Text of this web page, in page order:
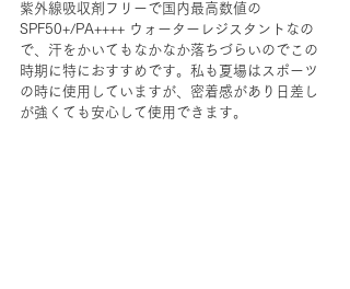
紫外線吸収剤フリーで国内最高数値の
SPF50+/PA++++ ウォーターレジスタントなの
で、汗をかいてもなかなか落ちづらいのでこの
時期に特におすすめです。私も夏場はスポーツ
の時に使用していますが、密着感があり日差し
が強くても安心して使用できます。